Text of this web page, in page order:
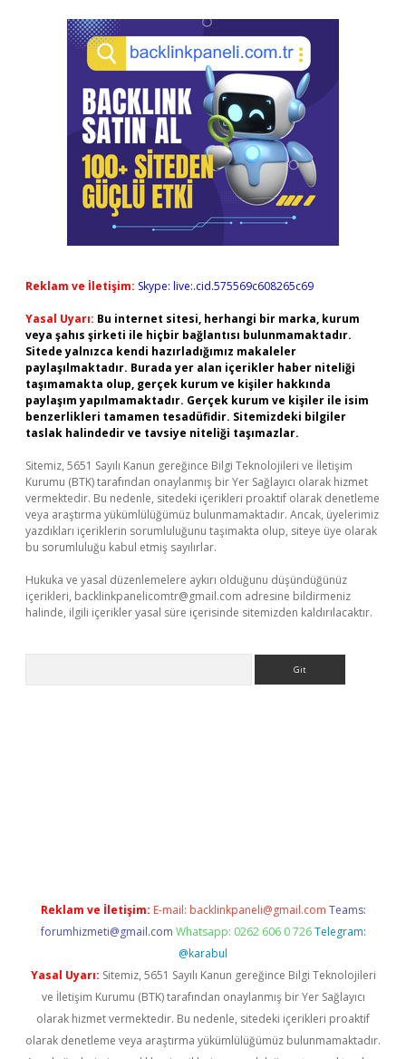
Reklam ve İletişim: Skype: live:.cid.575569c608265c69
Yasal Uyarı: Bu internet sitesi, herhangi bir marka, kurum
veya şahıs şirketi ile hiçbir bağlantısı bulunmamaktadır.
Sitede yalnızca kendi hazırladığımız makaleler
paylaşılmaktadır. Burada yer alan içerikler haber niteliği
taşımamakta olup, gerçek kurum ve kişiler hakkında
paylaşım yapılmamaktadır. Gerçek kurum ve kişiler ile isim
benzerlikleri tamamen tesadüfidir. Sitemizdeki bilgiler
taslak halindedir ve tavsiye niteliği taşımazlar.
Sitemiz, 5651 Sayılı Kanun gereğince Bilgi Teknolojileri ve İletişim
Kurumu (BTK) tarafından onaylanmış bir Yer Sağlayıcı olarak hizmet
vermektedir. Bu nedenle, sitedeki içerikleri proaktif olarak denetleme
veya araştırma yükümlülüğümüz bulunmamaktadır. Ancak, üyelerimiz
yazdıkları içeriklerin sorumluluğunu taşımakta olup, siteye üye olarak
bu sorumluluğu kabul etmiş sayılırlar.
Hukuka ve yasal düzenlemelere aykırı olduğunu düşündüğünüz
içerikleri, backlinkpanelicomtr@gmail.com adresine bildirmeniz
halinde, ilgili içerikler yasal süre içerisinde sitemizden kaldırılacaktır.
Reklam ve İletişim: E-mail: backlinkpaneli@gmail.com Teams:
forumhizmeti@gmail.com Whatsapp: 0262 606 0 726 Telegram:
@karabul
Yasal Uyarı: Sitemiz, 5651 Sayılı Kanun gereğince Bilgi Teknolojileri
ve İletişim Kurumu (BTK) tarafından onaylanmış bir Yer Sağlayıcı
olarak hizmet vermektedir. Bu nedenle, sitedeki içerikleri proaktif
olarak denetleme veya araştırma yükümlülüğümüz bulunmamaktadır.